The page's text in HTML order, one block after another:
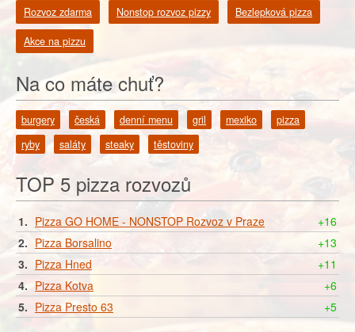
Rozvoz zdarma Nonstop rozvoz pizzy Bezlepková pizza
Akce na pizzu
Na co máte chuť?
burgery česká denní menu gril mexiko
pizza
ryby
saláty steaky těstoviny
TOP 5 pizza rozvozů
1. Pizza GO HOME - NONSTOP Rozvoz v Praze
+16
2. Pizza Borsalino
+13
3. Pizza Hned
+11
4. Pizza Kotva
+6
5. Pizza Presto 63 +5